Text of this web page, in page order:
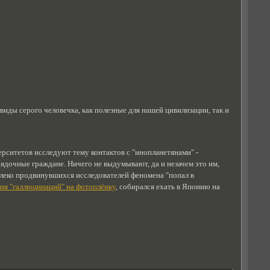
серого человечка, как полезные для нашей цивилизации, так и
исследуют тему контактов с "инопланетянами" -
граждане. Ничего не выдумывают, да и незачем это им,
продвинувшихся исследователей феномена "попал в
"галлюцинаций" на фотоплёнку, собирался ехать в Японию на